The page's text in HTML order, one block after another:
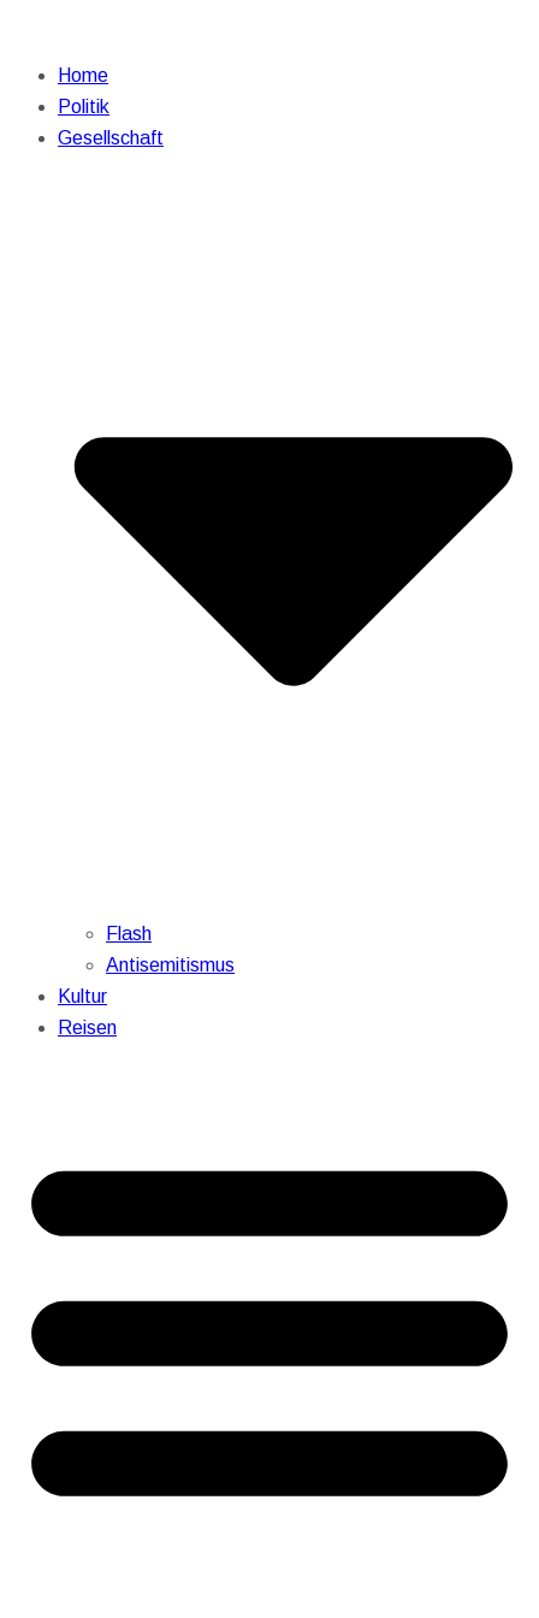
Home
Politik
Gesellschaft
Flash
Antisemitismus
Kultur
Reisen